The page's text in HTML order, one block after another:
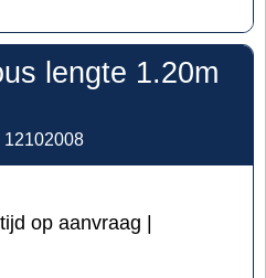
lengte 1.20m
12102008
op aanvraag |